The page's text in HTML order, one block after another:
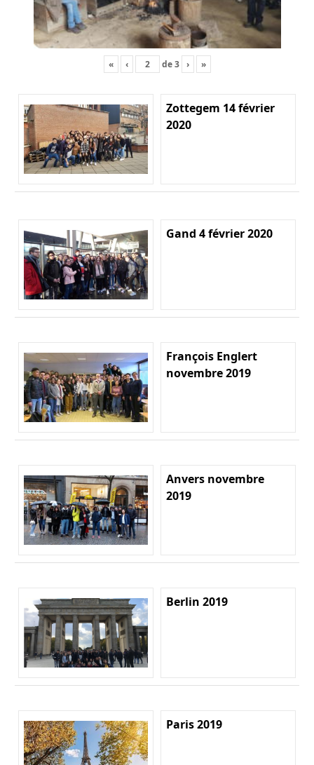
« ‹ de3 › »
Zottegem 14 février
2020
Gand 4 février 2020
François Englert
novembre 2019
Anvers novembre
2019
Berlin 2019
Paris 2019